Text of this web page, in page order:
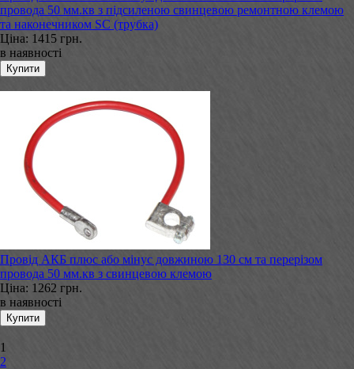
провода 50 мм.кв з підсиленою свинцевою ремонтною клемою
та наконечником SC (трубка)
Ціна: 1415 грн.
в наявності
Провід АКБ плюс або мінус довжиною 130 см та перерізом
провода 50 мм.кв з свинцевою клемою
Ціна: 1262 грн.
в наявності
1
2